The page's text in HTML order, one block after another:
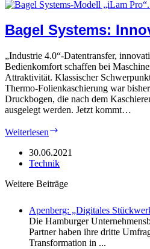
Bagel Systems:
„Industrie 4.0“-Datentransfer,
Bedienkomfort schaffen bei
Attraktivität. Klassischer
Thermo-Folienkaschierung war
Druckbogen, die nach dem
ausgelegt werden. Jetzt kommt…
Weiterlesen
Innovativ
kaschiert
30.06.2021
Technik
Weitere Beiträge
Apenberg: „Digitales
Die Hamburger
Partner haben ihre dritte
Transformation in ...